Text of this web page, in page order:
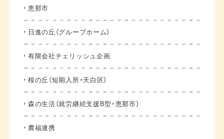
恵那市
日進の丘（グループホーム）
有限会社チェリッシュ企画
桜の丘（短期入所・天白区）
森の生活（就労継続支援B型・恵那市）
農福連携